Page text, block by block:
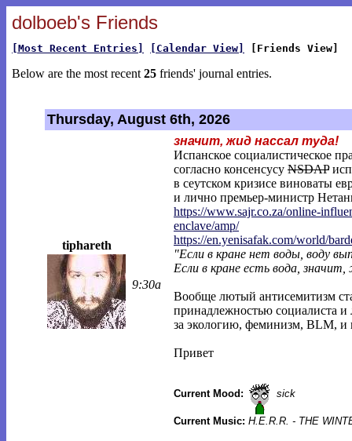
dolboeb's Friends
[Most Recent Entries] [Calendar View] [Friends View]
Below are the most recent 25 friends' journal entries.
Thursday, August 6th, 2026
tiphareth
9:30a
значит, жид нассал туда!
Испанское социалистическое
согласно консенсусу NSDAP
в сеутском кризисе виноваты
и лично премьер-министр
https://www.sajr.co.za/online-
enclave/amp/
https://en.yenisafak.com/world/
"Если в кране нет воды, воду
Если в кране есть вода,
Вообще лютый антисемитизм
принадлежностью социалиста и
за экологию, феминизм, BLM, и
Привет
Current Mood: sick
Current Music: H.E.R.R. - THE